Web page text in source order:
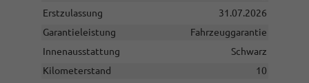
Erstzulassung
31.07.2026
Garantieleistung
Fahrzeuggarantie
Innenausstattung
Schwarz
Kilometerstand
10